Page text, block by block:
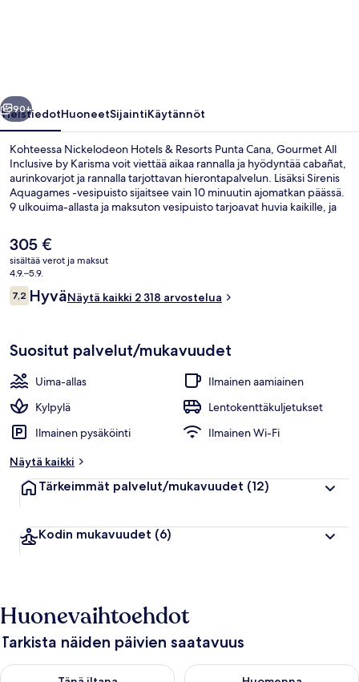
All
Inclusive
by
Karisma
valokuvagalleria
Seuraava
90+
YleistiedotHuoneetSijaintiKäytännöt
Kohteessa Nickelodeon Hotels & Resorts Punta Cana, Gourmet All
Inclusive by Karisma voit viettää aikaa rannalla ja hyödyntää cabañat,
aurinkovarjot ja rannalla tarjottavan hierontapalvelun. Lisäksi Sirenis
Aquagames -vesipuisto sijaitsee vain 10 minuutin ajomatkan päässä.
9 ulkouima-allasta ja maksuton vesipuisto tarjoavat huvia kaikille, ja
syväkudoshieronta-, aromaterapia- ja refleksologiahoidoista. Zest,
yksi 9 ravintolasta, tarjoilee aamiaisen ja lounaan ja sen erikoisuuksiin
kuuluu Välimeren keittiö. Muihin tämän luksusluokan majoituspaikan
mukavuuksiin kuuluvat jokiallas, maksuton lastenkerho ja rantabaari.
Matkailijat arvostavat majoituspaikan uima-allasta ja avuliasta
henkilökuntaa.
Nykyinen
hinta
on
305 €
305 €
sisältää verot ja maksut
4.9.–5.9.
Arvostelut
7,27,2 kautta 10.
HyväNäytä kaikki 2 318 arvostelua
Suositut palvelut/mukavuudet
Uima-allas
Ilmainen aamiainen
Kylpylä
Lentokenttäkuljetukset
Ilmainen pysäköinti
Ilmainen Wi-Fi
Näytä kaikki
Tärkeimmät palvelut/mukavuudet (12)
Kodin mukavuudet (6)
Huonevaihtoehdot
Tarkista näiden päivien saatavuus
Tarkista tämän illan saatavuus elok. 6 - elok. 7Tarkista huomisen saatavuus